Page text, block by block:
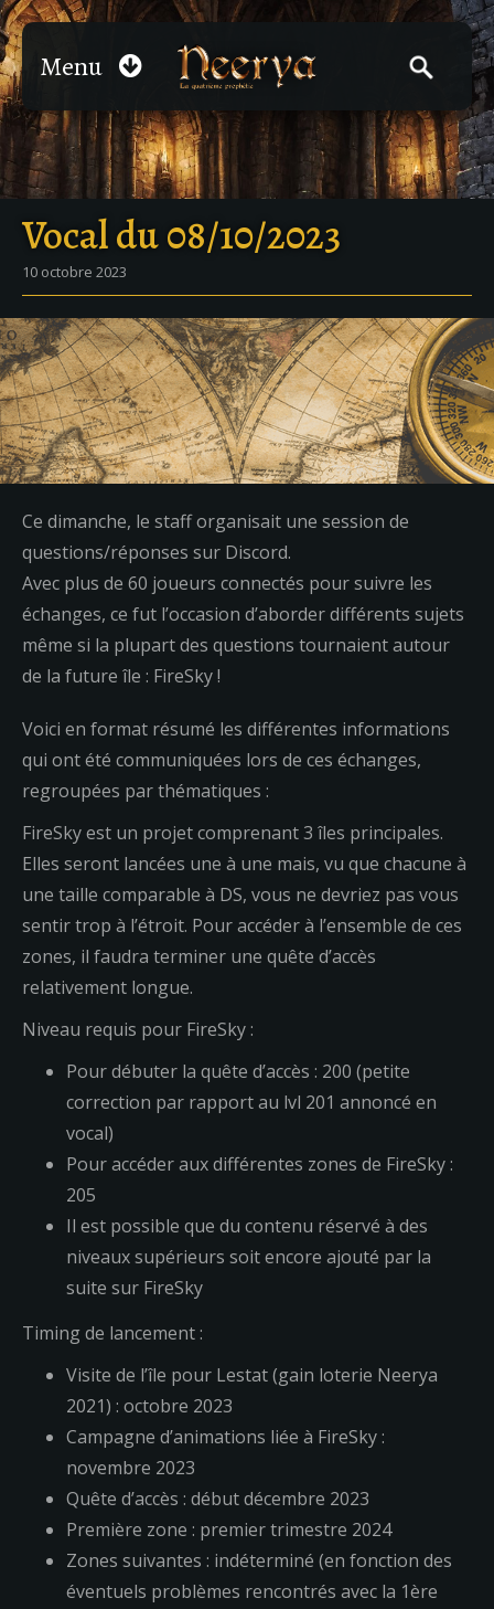
Menu
Vocal du 08/10/2023
10 octobre 2023
Ce dimanche, le staff organisait une session de
questions/réponses sur Discord.
Avec plus de 60 joueurs connectés pour suivre les
échanges, ce fut l’occasion d’aborder différents sujets
même si la plupart des questions tournaient autour
de la future île : FireSky !
Voici en format résumé les différentes informations
qui ont été communiquées lors de ces échanges,
regroupées par thématiques :
FireSky est un projet comprenant 3 îles principales.
Elles seront lancées une à une mais, vu que chacune à
une taille comparable à DS, vous ne devriez pas vous
sentir trop à l’étroit. Pour accéder à l’ensemble de ces
zones, il faudra terminer une quête d’accès
relativement longue.
Niveau requis pour FireSky :
Pour débuter la quête d’accès : 200 (petite
correction par rapport au lvl 201 annoncé en
vocal)
Pour accéder aux différentes zones de FireSky :
205
Il est possible que du contenu réservé à des
niveaux supérieurs soit encore ajouté par la
suite sur FireSky
Timing de lancement :
Visite de l’île pour Lestat (gain loterie Neerya
2021) : octobre 2023
Campagne d’animations liée à FireSky :
novembre 2023
Quête d’accès : début décembre 2023
Première zone : premier trimestre 2024
Zones suivantes : indéterminé (en fonction des
éventuels problèmes rencontrés avec la 1ère